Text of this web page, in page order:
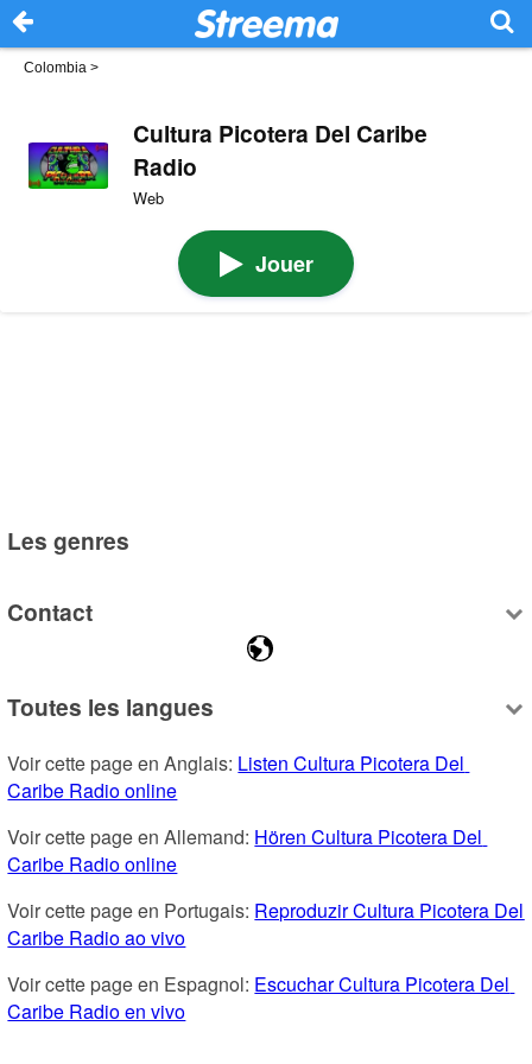
Colombia >
Cultura Picotera Del Caribe
Radio
Web
Jouer
Les genres
Contact
Toutes les langues
Voir cette page en Anglais: Listen Cultura Picotera Del
Caribe Radio online
Voir cette page en Allemand: Hören Cultura Picotera Del
Caribe Radio online
Voir cette page en Portugais: Reproduzir Cultura Picotera Del
Caribe Radio ao vivo
Voir cette page en Espagnol: Escuchar Cultura Picotera Del
Caribe Radio en vivo